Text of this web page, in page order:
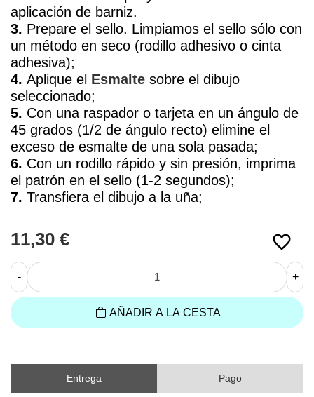
aplicación de barniz.
3. Prepare el sello. Limpiamos el sello sólo con
un método en seco (rodillo adhesivo o cinta
adhesiva);
4. Aplique el Esmalte sobre el dibujo
seleccionado;
5. Con una raspador o tarjeta en un ángulo de
45 grados (1/2 de ángulo recto) elimine el
exceso de esmalte de una sola pasada;
6. Con un rodillo rápido y sin presión, imprima
el patrón en el sello (1-2 segundos);
7. Transfiera el dibujo a la uña;
favorite_border
11,30 €
- +
AÑADIR A LA CESTA
Entrega Pago